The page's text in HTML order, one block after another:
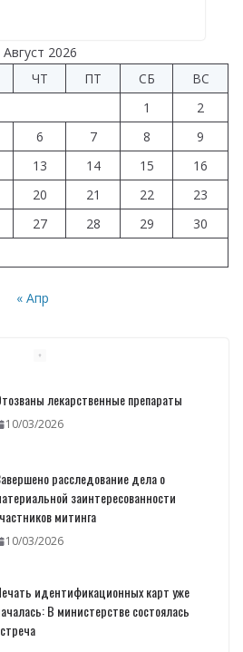
Август 2026
ЧТ ПТ СБ
ВС
1
2
6 7 8
9
13 14 15
16
20 21 22
23
27 28 29
30
« Апр
лекарственные препараты
10/03/2026
расследование дела о
заинтересованности
митинга
10/03/2026
идентификационных карт уже
В министерстве состоялась